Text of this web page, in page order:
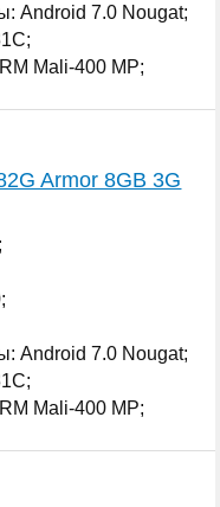
Android 7.0 Nougat;
Mali-400 MP;
Armor 8GB 3G
Android 7.0 Nougat;
Mali-400 MP;